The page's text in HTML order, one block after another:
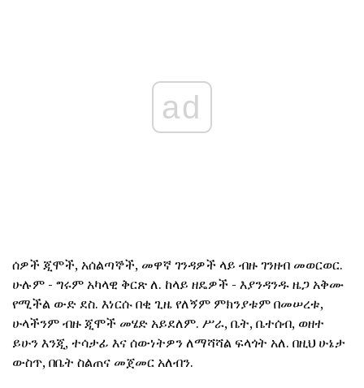
ad
ሰዎች ጂሞች, አሰልጣኞች, መዋኛ ገንዳዎች ላይ ብዙ ገንዘብ መወርወር.
ሁሉም - ግሩም አካላዊ ቅርጽ ለ. ከላይ ዘዴዎች - እያንዳንዱ ዜጋ አቅሙ
የሚችል ውድ ደስ. እነርሱ በቂ ጊዜ የለኝም ምክንያቱም በመሠረቱ,
ሁላችንም ብዙ ጂሞች መሄድ አይደለም. ሥራ, ቤት, ቤተሰብ, ወዘተ
ይሁን እንጂ, ተሳታፊ እና ሰውነትዎን ለማሻሻል ፍላጎት አለ. በዚህ ሁኔታ
ውስጥ, በቤት ስልጠና መጀመር አለብን.